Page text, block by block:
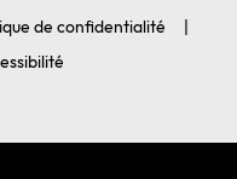
de confidentialité